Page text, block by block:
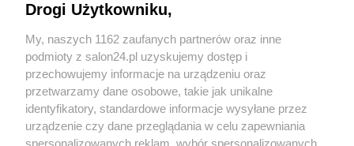
Sport
Społeczeństwo
Kultura
Drogi Użytkowniku,
My, naszych 1162 zaufanych partnerów oraz inne
podmioty z salon24.pl uzyskujemy dostęp i
przechowujemy informacje na urządzeniu oraz
przetwarzamy dane osobowe, takie jak unikalne
identyfikatory, standardowe informacje wysyłane przez
urządzenie czy dane przeglądania w celu zapewniania
spersonalizowanych reklam, wybór spersonalizowanych